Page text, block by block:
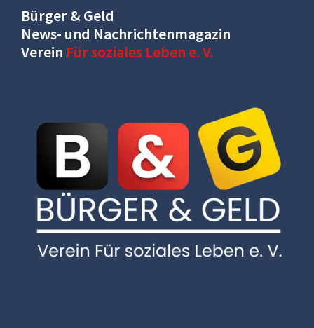
Bürger & Geld
News- und Nachrichtenmagazin
Verein Für soziales Leben e. V.